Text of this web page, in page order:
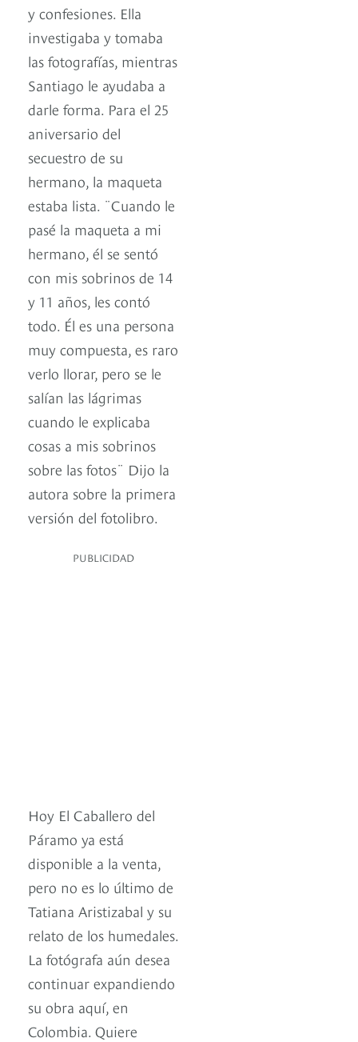
y confesiones. Ella
investigaba y tomaba
las fotografías, mientras
Santiago le ayudaba a
darle forma. Para el 25
aniversario del
secuestro de su
hermano, la maqueta
estaba lista. ¨Cuando le
pasé la maqueta a mi
hermano, él se sentó
con mis sobrinos de 14
y 11 años, les contó
todo. Él es una persona
muy compuesta, es raro
verlo llorar, pero se le
salían las lágrimas
cuando le explicaba
cosas a mis sobrinos
sobre las fotos¨ Dijo la
autora sobre la primera
versión del fotolibro.
PUBLICIDAD
Hoy El Caballero del
Páramo ya está
disponible a la venta,
pero no es lo último de
Tatiana Aristizabal y su
relato de los humedales.
La fotógrafa aún desea
continuar expandiendo
su obra aquí, en
Colombia. Quiere